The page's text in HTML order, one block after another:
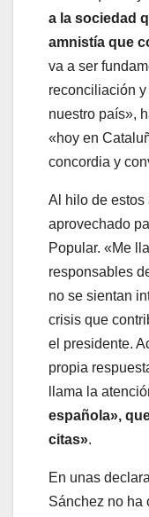
a la sociedad
amnistía que
va a ser
reconciliación
nuestro país»,
«hoy en
concordia y
Al hilo de estos
aprovechado
Popular. «Me
responsables
no se sientan
crisis que
el presidente.
propia
llama la
española»,
citas».
En unas
Sánchez no ha